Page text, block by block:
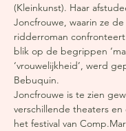
(Kleinkunst). Haar
Joncfrouwe, waarin ze
ridderroman
blik op de begrippen
‘vrouwelijkheid’, werd
Bebuquin.
Joncfrouwe is te zien
verschillende theaters
het festival van